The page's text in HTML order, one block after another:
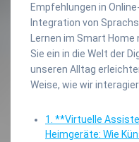
Empfehlungen in
Integration von
Lernen im Smart
Sie ein in die Welt der
unseren Alltag
Weise, wie wir
1. **Virtuelle
Heimgeräte: Wie